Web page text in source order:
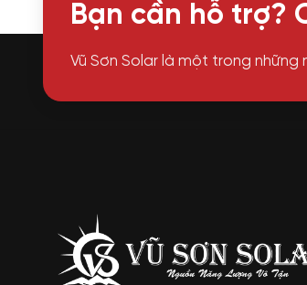
Bạn cần hỗ trợ?
Vũ Sơn Solar là một trong